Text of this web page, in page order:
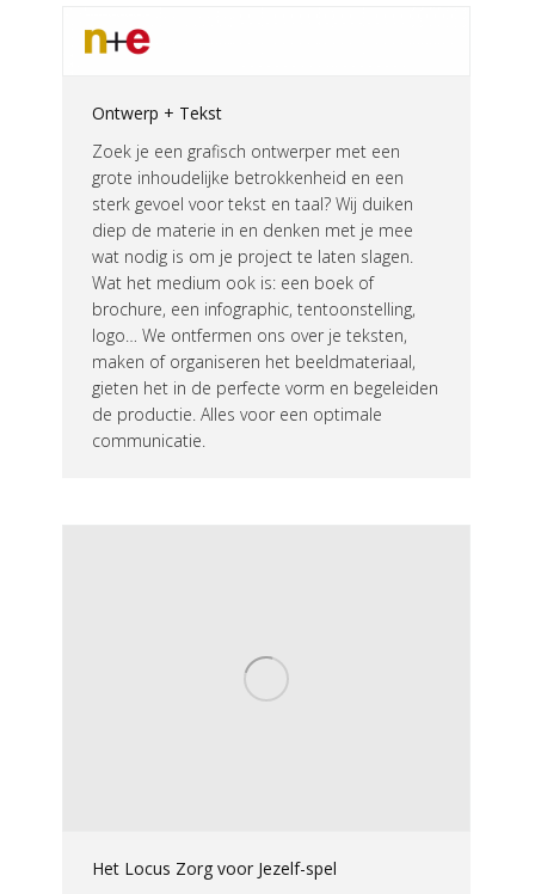
Ontwerp + Tekst
Zoek je een grafisch ontwerper met een
grote inhoudelijke betrokkenheid en een
sterk gevoel voor tekst en taal? Wij duiken
diep de materie in en denken met je mee
wat nodig is om je project te laten slagen.
Wat het medium ook is: een boek of
brochure, een infographic, tentoonstelling,
logo… We ontfermen ons over je teksten,
maken of organiseren het beeldmateriaal,
gieten het in de perfecte vorm en begeleiden
de productie. Alles voor een optimale
communicatie.
Het Locus Zorg voor Jezelf-spel